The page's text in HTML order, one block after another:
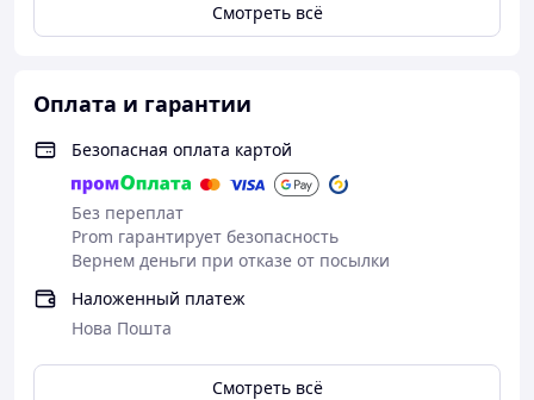
Смотреть всё
Оплата и гарантии
Безопасная оплата картой
Без переплат
Prom гарантирует безопасность
Вернем деньги при отказе от посылки
Наложенный платеж
Нова Пошта
Смотреть всё